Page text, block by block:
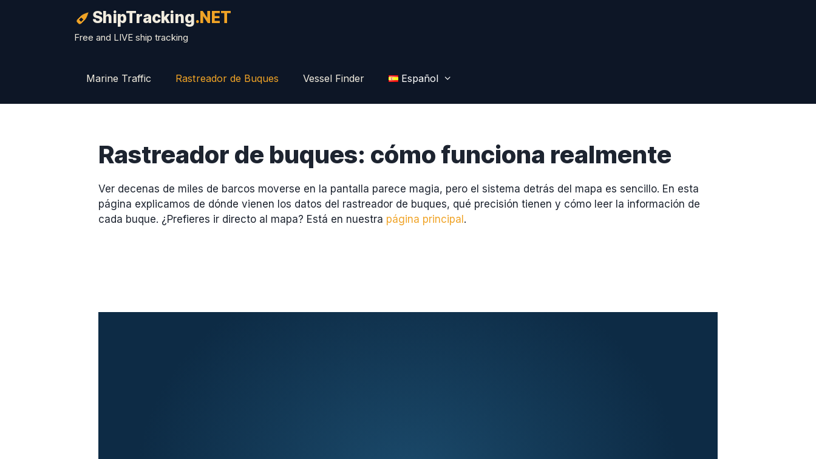
ShipTracking.NET
Free and LIVE ship tracking
Marine Traffic Rastreador de Buques Vessel Finder Español
Rastreador de buques: cómo funciona realmente
Ver decenas de miles de barcos moverse en la pantalla parece magia, pero el sistema detrás del mapa es sencillo. En esta
página explicamos de dónde vienen los datos del rastreador de buques, qué precisión tienen y cómo leer la información de
cada buque. ¿Prefieres ir directo al mapa? Está en nuestra página principal .